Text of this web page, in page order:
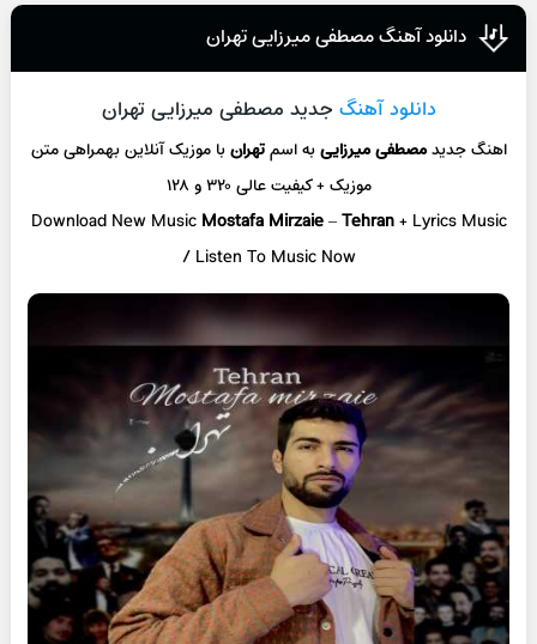
دانلود آهنگ مصطفی میرزایی تهران
دانلود آهنگ جدید مصطفی میرزایی تهران
اهنگ جدیدمصطفی میرزاییبه اسمتهرانبا موزیک آنلاینبهمراهی متن
موزیک + کیفیت عالی ۳۲۰ و ۱۲۸
Download New Music Mostafa Mirzaie–Tehran+ Lyrics Music
/ Listen To Music Now